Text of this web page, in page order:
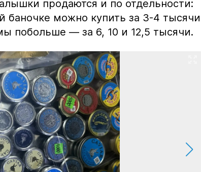
продаются и по отдельности:
баночке можно купить за 3-4 тысячи
побольше — за 6, 10 и 12,5 тысячи.